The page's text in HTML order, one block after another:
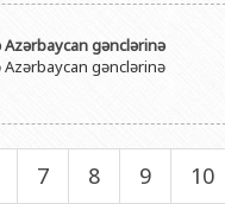
gənclərinə
gənclərinə
7 8 9
10